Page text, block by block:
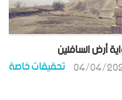
أرض السافلين
تحقيقات خاصة 04/04/